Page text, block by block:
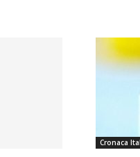
Cronaca